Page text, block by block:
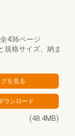
全436ページ
規格サイズ、納ま
(48.4MB)